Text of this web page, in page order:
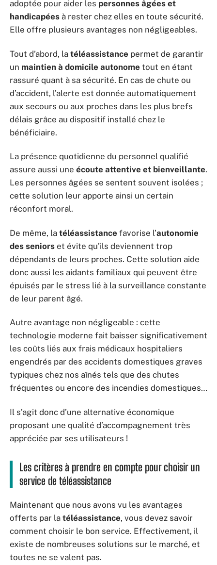
adoptée pour aider les personnes âgées et
handicapées à rester chez elles en toute sécurité.
Elle offre plusieurs avantages non négligeables.
Tout d’abord, la téléassistance permet de garantir
un maintien à domicile autonome tout en étant
rassuré quant à sa sécurité. En cas de chute ou
d’accident, l’alerte est donnée automatiquement
aux secours ou aux proches dans les plus brefs
délais grâce au dispositif installé chez le
bénéficiaire.
La présence quotidienne du personnel qualifié
assure aussi une écoute attentive et bienveillante.
Les personnes âgées se sentent souvent isolées ;
cette solution leur apporte ainsi un certain
réconfort moral.
De même, la téléassistance favorise l’autonomie
des seniors et évite qu’ils deviennent trop
dépendants de leurs proches. Cette solution aide
donc aussi les aidants familiaux qui peuvent être
épuisés par le stress lié à la surveillance constante
de leur parent âgé.
Autre avantage non négligeable : cette
technologie moderne fait baisser significativement
les coûts liés aux frais médicaux hospitaliers
engendrés par des accidents domestiques graves
typiques chez nos aînés tels que des chutes
fréquentes ou encore des incendies domestiques…
Il s’agit donc d’une alternative économique
proposant une qualité d’accompagnement très
appréciée par ses utilisateurs !
Les critères à prendre en compte pour choisir un
service de téléassistance
Maintenant que nous avons vu les avantages
offerts par la téléassistance, vous devez savoir
comment choisir le bon service. Effectivement, il
existe de nombreuses solutions sur le marché, et
toutes ne se valent pas.